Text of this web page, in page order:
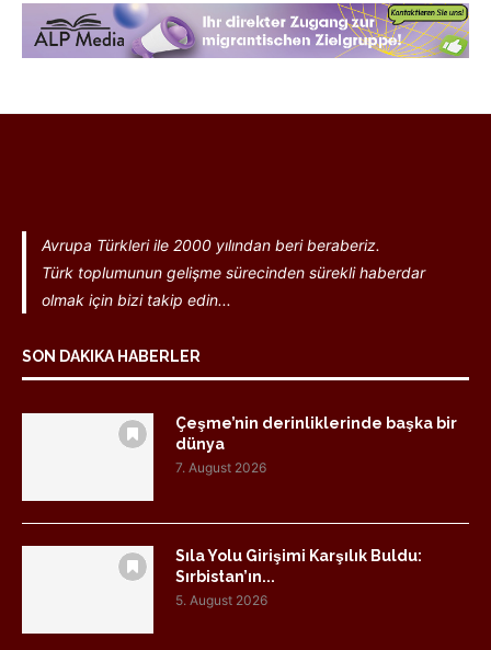
Avrupa Türkleri ile 2000 yılından beri beraberiz.
Türk toplumunun gelişme sürecinden sürekli haberdar
olmak için bizi takip edin...
SON DAKIKA HABERLER
Çeşme’nin derinliklerinde başka bir
dünya
7. August 2026
Sıla Yolu Girişimi Karşılık Buldu:
Sırbistan’ın...
5. August 2026